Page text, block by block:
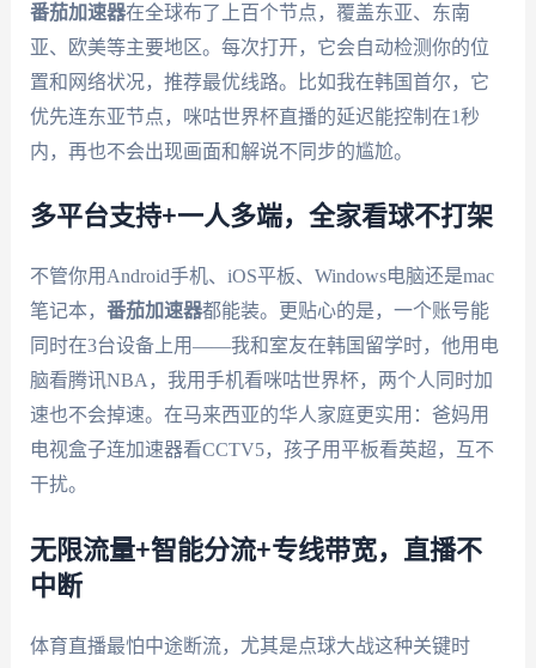
番茄加速器在全球布了上百个节点，覆盖东亚、东南
亚、欧美等主要地区。每次打开，它会自动检测你的位
置和网络状况，推荐最优线路。比如我在韩国首尔，它
优先连东亚节点，咪咕世界杯直播的延迟能控制在1秒
内，再也不会出现画面和解说不同步的尴尬。
多平台支持+一人多端，全家看球不打架
不管你用Android手机、iOS平板、Windows电脑还是mac
笔记本， 番茄加速器都能装。更贴心的是，一个账号能
同时在3台设备上用——我和室友在韩国留学时，他用电
脑看腾讯NBA，我用手机看咪咕世界杯，两个人同时加
速也不会掉速。在马来西亚的华人家庭更实用：爸妈用
电视盒子连加速器看CCTV5，孩子用平板看英超，互不
干扰。
无限流量+智能分流+专线带宽，直播不
中断
体育直播最怕中途断流，尤其是点球大战这种关键时